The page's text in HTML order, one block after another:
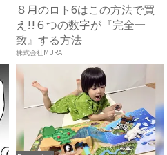
８月のロト6はこの方法で買
え!!６つの数字が『完全一
致』する方法
株式会社MURA